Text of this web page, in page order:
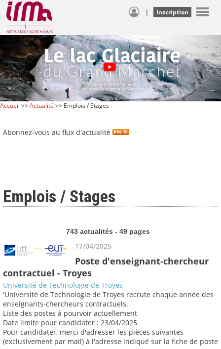
| Inscription
Accueil >>Actualité >> Emplois / Stages
Abonnez-vous au flux d'actualité
Emplois / Stages
743 actualités - 49 pages
17/04/2025
Poste d'enseignant-chercheur
contractuel - Troyes
Université de Technologie de Troyes
'Université de Technologie de Troyes recrute chaque année des
enseignants-chercheurs contractuels.
Liste des postes à pourvoir actuellement
Date limite pour candidater : 23/04/2025
Pour candidater, merci d'adresser les pièces suivantes
(exclusivement par mail) à l'adresse indiqué sur la fiche de poste